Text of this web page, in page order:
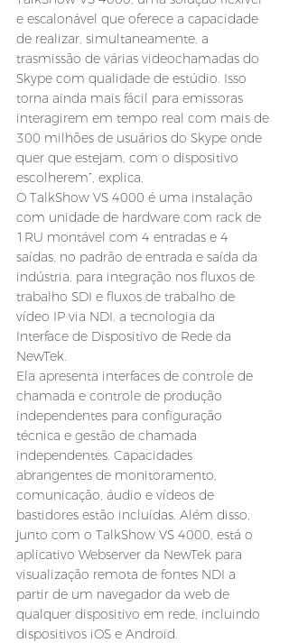
e escalonável que oferece a capacidade
de realizar, simultaneamente, a
trasmissão de várias videochamadas do
Skype com qualidade de estúdio. Isso
torna ainda mais fácil para emissoras
interagirem em tempo real com mais de
300 milhões de usuários do Skype onde
quer que estejam, com o dispositivo
escolherem”, explica.
O TalkShow VS 4000 é uma instalação
com unidade de hardware com rack de
1RU montável com 4 entradas e 4
saídas, no padrão de entrada e saída da
indústria, para integração nos fluxos de
trabalho SDI e fluxos de trabalho de
vídeo IP via NDI, a tecnologia da
Interface de Dispositivo de Rede da
NewTek.
Ela apresenta interfaces de controle de
chamada e controle de produção
independentes para configuração
técnica e gestão de chamada
independentes. Capacidades
abrangentes de monitoramento,
comunicação, áudio e vídeos de
bastidores estão incluídas. Além disso,
junto com o TalkShow VS 4000, está o
aplicativo Webserver da NewTek para
visualização remota de fontes NDI a
partir de um navegador da web de
qualquer dispositivo em rede, incluindo
dispositivos iOS e Android.